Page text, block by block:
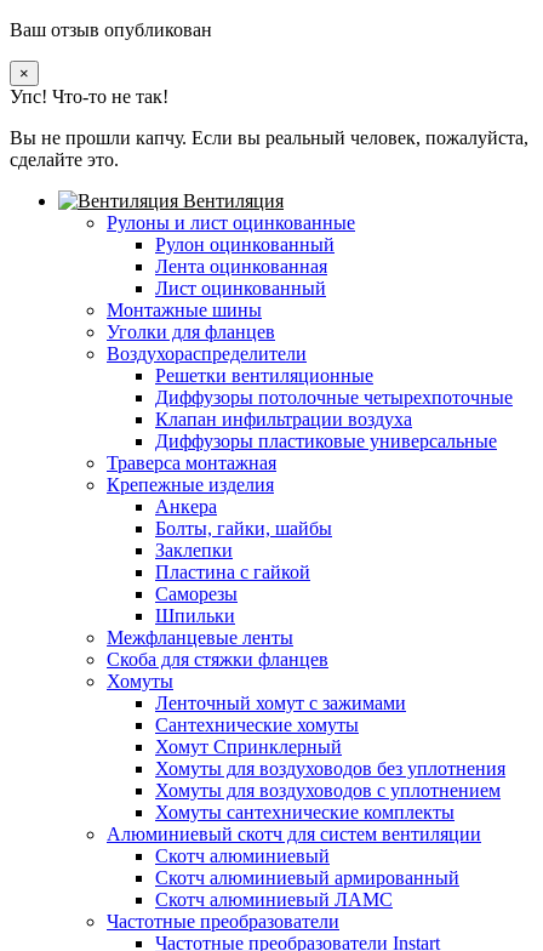
Ваш отзыв опубликован
×
Упс! Что-то не так!
Вы не прошли капчу. Если вы реальный человек, пожалуйста,
сделайте это.
Вентиляция
Рулоны и лист оцинкованные
Рулон оцинкованный
Лента оцинкованная
Лист оцинкованный
Монтажные шины
Уголки для фланцев
Воздухораспределители
Решетки вентиляционные
Диффузоры потолочные четырехпоточные
Клапан инфильтрации воздуха
Диффузоры пластиковые универсальные
Траверса монтажная
Крепежные изделия
Анкера
Болты, гайки, шайбы
Заклепки
Пластина с гайкой
Саморезы
Шпильки
Межфланцевые ленты
Скоба для стяжки фланцев
Хомуты
Ленточный хомут с зажимами
Сантехнические хомуты
Хомут Спринклерный
Хомуты для воздуховодов без уплотнения
Хомуты для воздуховодов с уплотнением
Хомуты сантехнические комплекты
Алюминиевый скотч для систем вентиляции
Скотч алюминиевый
Скотч алюминиевый армированный
Скотч алюминиевый ЛАМС
Частотные преобразователи
Частотные преобразователи Instart